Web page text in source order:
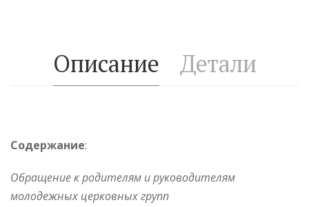
Описание Детали
Содержание:
Обращение к родителям и руководителям
молодежных церковных групп